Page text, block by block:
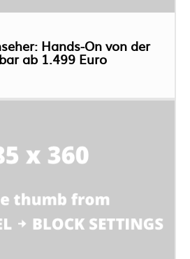
Hands-On von der
ab 1.499 Euro